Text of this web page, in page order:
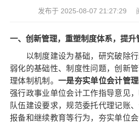
发布于 2025-08-07 21:27:29
一、创新管理，重塑制度体系，提升
以制度建设为基础，研究破除行
弱化的基础性、制度性问题，创新
理体制机制。 一是夯实单位会计管理
强行政事业单位会计工作指导意见
队伍建设要求，规范委托代理记账
报备和继续教育等行为，夯实单位